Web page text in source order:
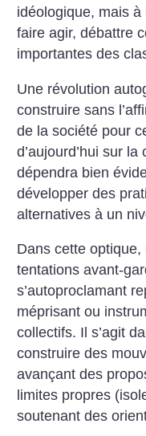
idéologique, mais
faire agir, débattre
importantes des
Une révolution
construire sans
de la société pour
d’aujourd’hui sur
dépendra bien
développer des
alternatives à un
Dans cette
tentations avant-
s’autoproclamant
méprisant ou
collectifs. Il s’agit
construire des
avançant des
limites propres
soutenant des